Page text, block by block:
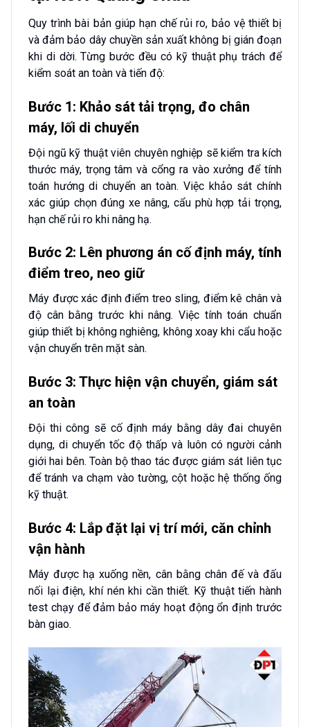
Quy trình bài bản giúp hạn chế rủi ro, bảo vệ thiết bị
và đảm bảo dây chuyền sản xuất không bị gián đoạn
khi di dời. Từng bước đều có kỹ thuật phụ trách để
kiểm soát an toàn và tiến độ:
Bước 1: Khảo sát tải trọng, đo chân
máy, lối di chuyển
Đội ngũ kỹ thuật viên chuyên nghiệp sẽ kiểm tra kích
thước máy, trọng tâm và cổng ra vào xưởng để tính
toán hướng di chuyển an toàn. Việc khảo sát chính
xác giúp chọn đúng xe nâng, cẩu phù hợp tải trọng,
hạn chế rủi ro khi nâng hạ.
Bước 2: Lên phương án cố định máy, tính
điểm treo, neo giữ
Máy được xác định điểm treo sling, điểm kê chân và
độ cân bằng trước khi nâng. Việc tính toán chuẩn
giúp thiết bị không nghiêng, không xoay khi cẩu hoặc
vận chuyển trên mặt sàn.
Bước 3: Thực hiện vận chuyển, giám sát
an toàn
Đội thi công sẽ cố định máy bằng dây đai chuyên
dụng, di chuyển tốc độ thấp và luôn có người cảnh
giới hai bên. Toàn bộ thao tác được giám sát liên tục
để tránh va chạm vào tường, cột hoặc hệ thống ống
kỹ thuật.
Bước 4: Lắp đặt lại vị trí mới, căn chỉnh
vận hành
Máy được hạ xuống nền, cân bằng chân đế và đấu
nối lại điện, khí nén khi cần thiết. Kỹ thuật tiến hành
test chạy để đảm bảo máy hoạt động ổn định trước
bàn giao.